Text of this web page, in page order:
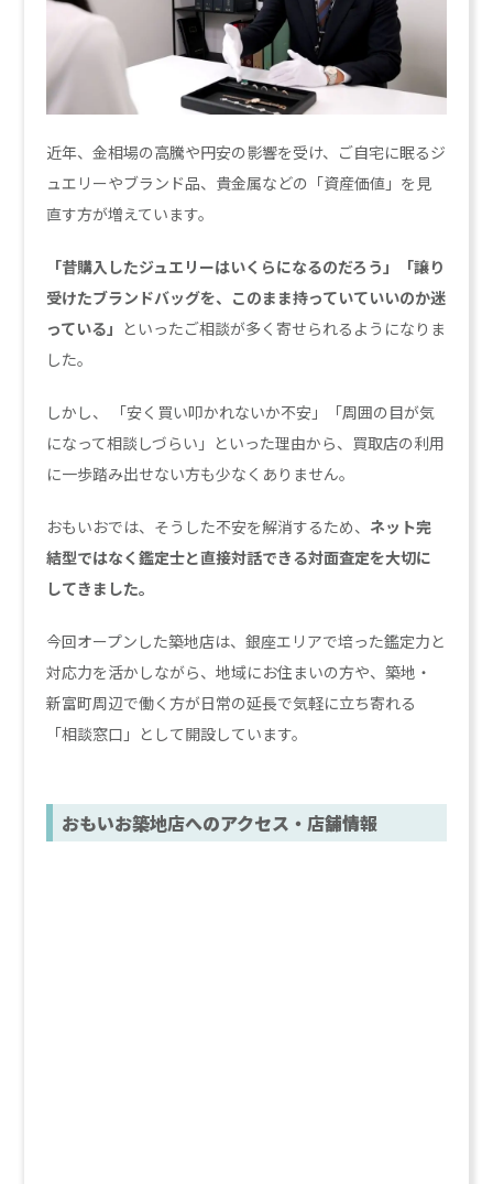
近年、金相場の高騰や円安の影響を受け、ご自宅に眠るジ
ュエリーやブランド品、貴金属などの「資産価値」を見
直す方が増えています。
「昔購入したジュエリーはいくらになるのだろう」「譲り
受けたブランドバッグを、このまま持っていていいのか迷
っている」 といったご相談が多く寄せられるようになりま
した。
しかし、 「安く買い叩かれないか不安」「周囲の目が気
になって相談しづらい」といった理由から、買取店の利用
に一歩踏み出せない方も少なくありません。
おもいおでは、そうした不安を解消するため、 ネット完
結型ではなく鑑定士と直接対話できる対面査定を大切に
してきました。
今回オープンした築地店は、銀座エリアで培った鑑定力と
対応力を活かしながら、地域にお住まいの方や、築地・
新富町周辺で働く方が日常の延長で気軽に立ち寄れる
「相談窓口」として開設しています。
おもいお築地店へのアクセス・店舗情報